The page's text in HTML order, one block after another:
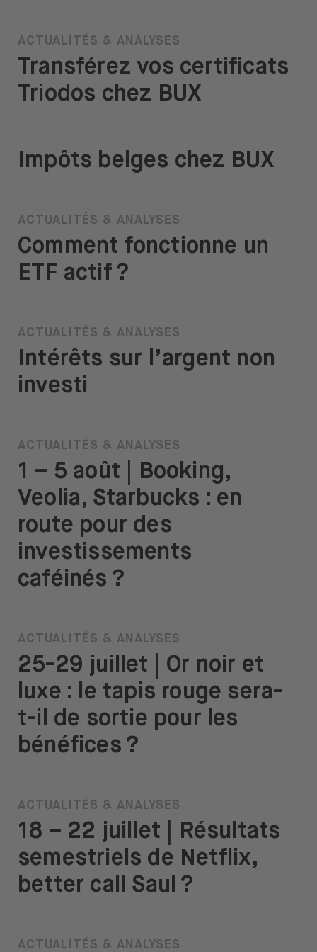
ACTUALITÉS & ANALYSES
Transférez vos certificats
Triodos chez BUX
Impôts belges chez BUX
ACTUALITÉS & ANALYSES
Comment fonctionne un
ETF actif ?
ACTUALITÉS & ANALYSES
Intérêts sur l’argent non
investi
ACTUALITÉS & ANALYSES
1 – 5 août | Booking,
Veolia, Starbucks : en
route pour des
investissements
caféinés ?
ACTUALITÉS & ANALYSES
25-29 juillet | Or noir et
luxe : le tapis rouge sera-
t-il de sortie pour les
bénéfices ?
ACTUALITÉS & ANALYSES
18 – 22 juillet | Résultats
semestriels de Netflix,
better call Saul ?
ACTUALITÉS & ANALYSES